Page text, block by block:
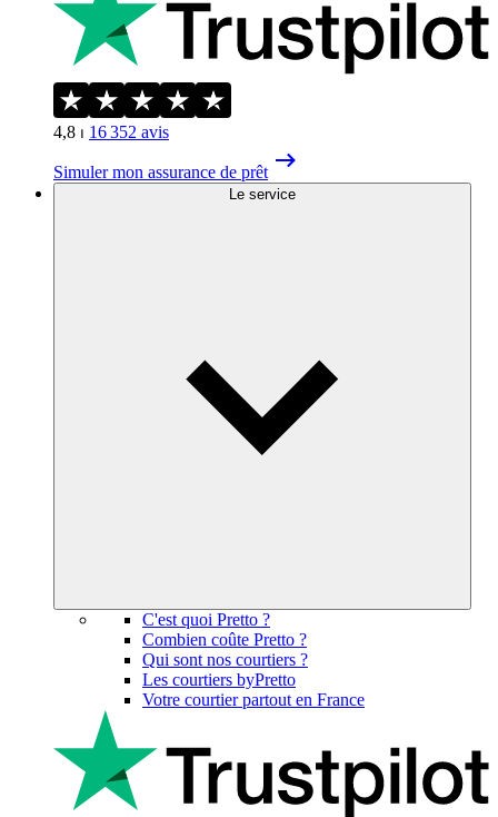
4,8 ⏐ 16 352 avis
Simuler mon assurance de prêt
Le service
C'est quoi Pretto ?
Combien coûte Pretto ?
Qui sont nos courtiers ?
Les courtiers byPretto
Votre courtier partout en France